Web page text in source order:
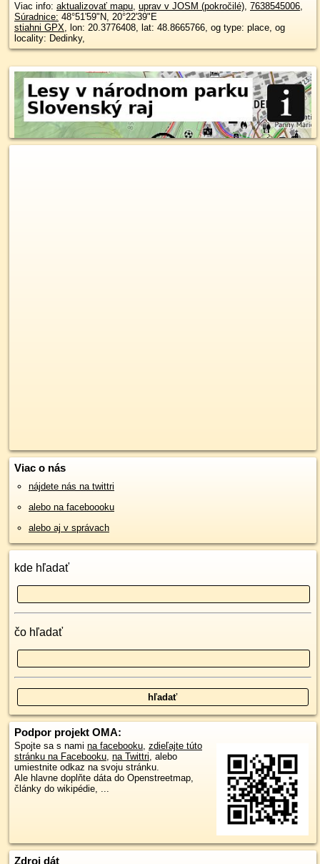
Viac info: aktualizovať mapu, uprav v JOSM (pokročilé), 7638545006,
Súradnice: 48°51'59"N, 20°22'39"E
stiahni GPX, lon: 20.3776408, lat: 48.8665766, og type: place, og
locality: Dedinky,
Viac o nás
nájdete nás na twittri
alebo na faceboooku
alebo aj v správach
kde hľadať
čo hľadať
Podpor projekt OMA:
Spojte sa s nami na facebooku, zdieľajte túto
stránku na Facebooku, na Twittri, alebo
umiestnite odkaz na svoju stránku.
Ale hlavne doplňte dáta do Openstreetmap,
články do wikipédie, ...
Zdroj dát